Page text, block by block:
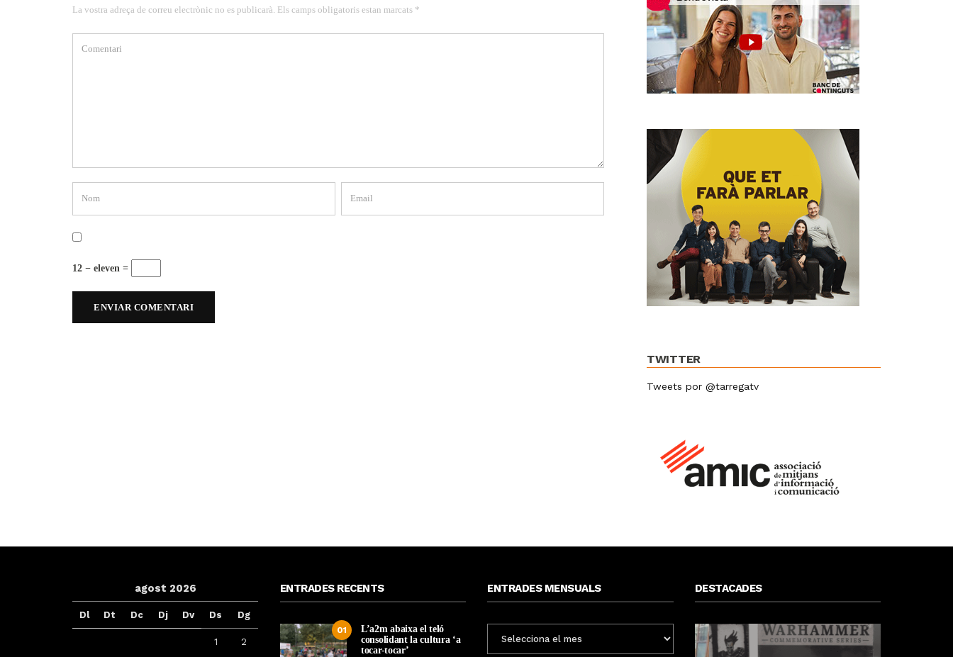
La vostra adreça de correu electrònic no es publicarà. Els camps obligatoris estan marcats *
12 − eleven =
TWITTER
Tweets por @tarregatv
agost 2026
Dl Dt Dc Dj Dv Ds Dg
1 2
ENTRADES RECENTS
01
L’a2m abaixa el teló
consolidant la cultura ‘a
tocar-tocar’
ENTRADES MENSUALS
MENSUALS
DESTACADES